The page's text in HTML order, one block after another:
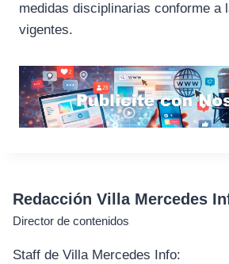
medidas disciplinarias conforme a
vigentes.
Redacción Villa Mercedes
Director de contenidos
Staff de Villa Mercedes Info: